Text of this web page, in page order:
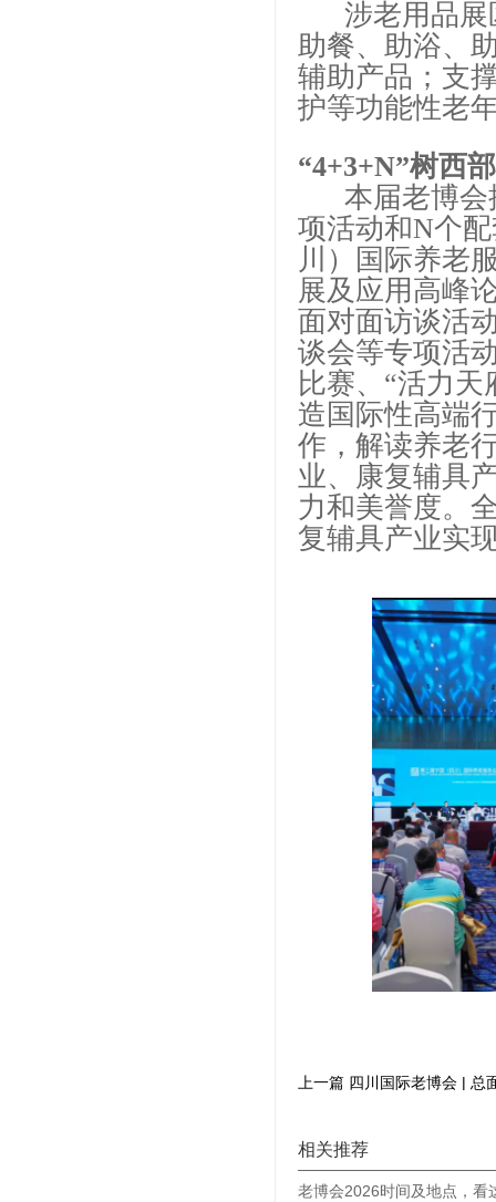
涉老用品展
助餐、助浴、
辅助产品；支
护等功能性老
“4+3+N”树西
本届老博会
项活动和N个
川）国际养老
展及应用高峰
面对面访谈活
谈会等专项活
比赛、“活力
造国际性高端
作，解读养老
业、康复辅具
力和美誉度。
复辅具产业实
相关推荐
老博会2026时间及地点，看